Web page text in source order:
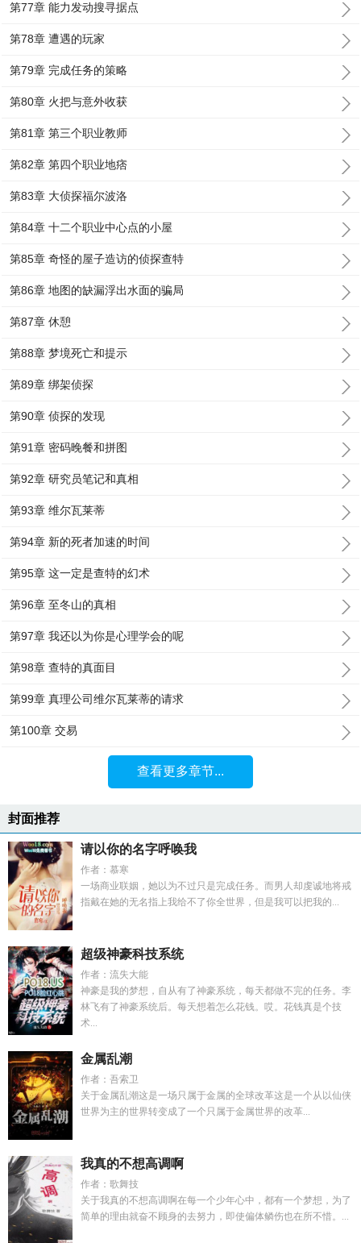
第77章 能力发动搜寻据点
第78章 遭遇的玩家
第79章 完成任务的策略
第80章 火把与意外收获
第81章 第三个职业教师
第82章 第四个职业地痞
第83章 大侦探福尔波洛
第84章 十二个职业中心点的小屋
第85章 奇怪的屋子造访的侦探查特
第86章 地图的缺漏浮出水面的骗局
第87章 休憩
第88章 梦境死亡和提示
第89章 绑架侦探
第90章 侦探的发现
第91章 密码晚餐和拼图
第92章 研究员笔记和真相
第93章 维尔瓦莱蒂
第94章 新的死者加速的时间
第95章 这一定是查特的幻术
第96章 至冬山的真相
第97章 我还以为你是心理学会的呢
第98章 查特的真面目
第99章 真理公司维尔瓦莱蒂的请求
第100章 交易
查看更多章节...
封面推荐
请以你的名字呼唤我
作者：慕寒
一场商业联姻，她以为不过只是完成任务。而男人却虔诚地将戒
指戴在她的无名指上我给不了你全世界，但是我可以把我的...
超级神豪科技系统
作者：流失大能
神豪是我的梦想，自从有了神豪系统，每天都做不完的任务。李
林飞有了神豪系统后。每天想着怎么花钱。哎。花钱真是个技
术...
金属乱潮
作者：吾索卫
关于金属乱潮这是一场只属于金属的全球改革这是一个从以仙侠
世界为主的世界转变成了一个只属于金属世界的改革...
我真的不想高调啊
作者：歌舞技
关于我真的不想高调啊在每一个少年心中，都有一个梦想，为了
简单的理由就奋不顾身的去努力，即使偏体鳞伤也在所不惜。...